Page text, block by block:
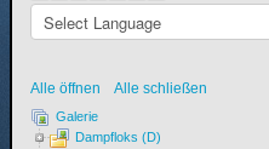
Alle öffnen Alle schließen
Galerie
Dampfloks (D)